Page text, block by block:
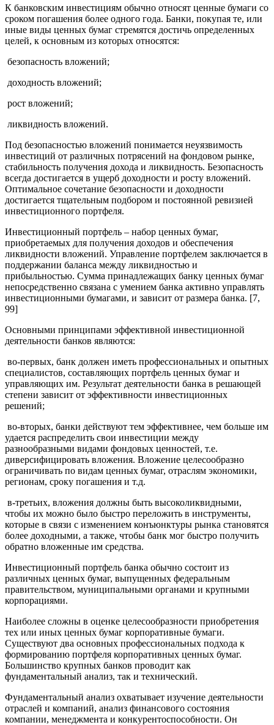
К банковским инвестициям обычно относят ценные бумаги со
сроком погашения более одного года. Банки, покупая те, или
иные виды ценных бумаг стремятся достичь определенных
целей, к основным из которых относятся:
­ безопасность вложений;
­ доходность вложений;
­ рост вложений;
­ ликвидность вложений.
Под безопасностью вложений понимается неуязвимость
инвестиций от различных потрясений на фондовом рынке,
стабильность получения дохода и ликвидность. Безопасность
всегда достигается в ущерб доходности и росту вложений.
Оптимальное сочетание безопасности и доходности
достигается тщательным подбором и постоянной ревизией
инвестиционного портфеля.
Инвестиционный портфель – набор ценных бумаг,
приобретаемых для получения доходов и обеспечения
ликвидности вложений. Управление портфелем заключается в
поддержании баланса между ликвидностью и
прибыльностью. Сумма принадлежащих банку ценных бумаг
непосредственно связана с умением банка активно управлять
инвестиционными бумагами, и зависит от размера банка. [7,
99]
Основными принципами эффективной инвестиционной
деятельности банков являются:
­ во-первых, банк должен иметь профессиональных и опытных
специалистов, составляющих портфель ценных бумаг и
управляющих им. Результат деятельности банка в решающей
степени зависит от эффективности инвестиционных
решений;
­ во-вторых, банки действуют тем эффективнее, чем больше им
удается распределить свои инвестиции между
разнообразными видами фондовых ценностей, т.е.
диверсифицировать вложения. Вложение целесообразно
ограничивать по видам ценных бумаг, отраслям экономики,
регионам, сроку погашения и т.д.
­ в-третьих, вложения должны быть высоколиквидными,
чтобы их можно было быстро переложить в инструменты,
которые в связи с изменением конъюнктуры рынка становятся
более доходными, а также, чтобы банк мог быстро получить
обратно вложенные им средства.
Инвестиционный портфель банка обычно состоит из
различных ценных бумаг, выпущенных федеральным
правительством, муниципальными органами и крупными
корпорациями.
Наиболее сложны в оценке целесообразности приобретения
тех или иных ценных бумаг корпоративные бумаги.
Существуют два основных профессиональных подхода к
формированию портфеля корпоративных ценных бумаг.
Большинство крупных банков проводит как
фундаментальный анализ, так и технический.
Фундаментальный анализ охватывает изучение деятельности
отраслей и компаний, анализ финансового состояния
компании, менеджмента и конкурентоспособности. Он